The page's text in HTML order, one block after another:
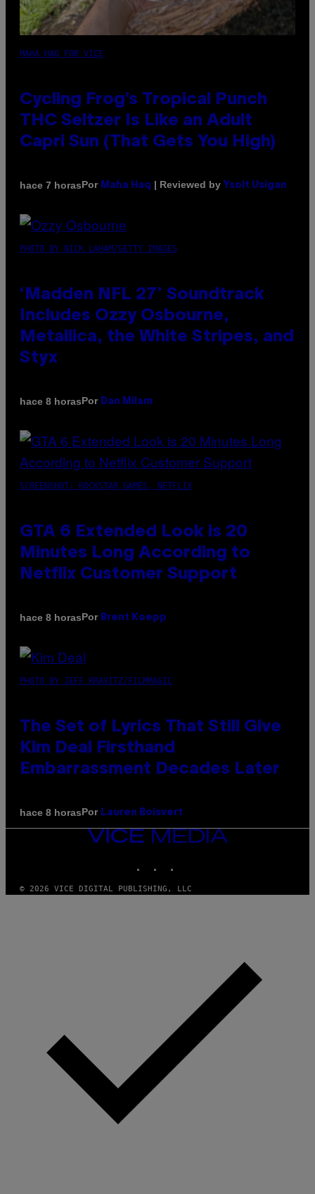
MAHA HAQ FOR VICE
Cycling Frog’s Tropical Punch
THC Seltzer Is Like an Adult
Capri Sun (That Gets You High)
hace 7 horasPor Maha Haq | Reviewed by Ysolt Usigan
PHOTO BY NICK LAHAM/GETTY IMAGES
‘Madden NFL 27’ Soundtrack
Includes Ozzy Osbourne,
Metallica, the White Stripes, and
Styx
hace 8 horasPor Dan Milam
SCREENSHOT: ROCKSTAR GAMES, NETFLIX
GTA 6 Extended Look is 20
Minutes Long According to
Netflix Customer Support
hace 8 horasPor Brent Koepp
PHOTO BY JEFF KRAVITZ/FILMMAGIC
The Set of Lyrics That Still Give
Kim Deal Firsthand
Embarrassment Decades Later
hace 8 horasPor Lauren Boisvert
VICE
© 2026 VICE DIGITAL PUBLISHING, LLC